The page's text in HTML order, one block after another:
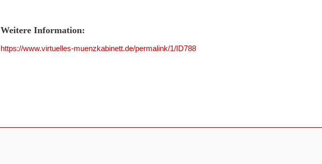
Weitere Information:
https://www.virtuelles-muenzkabinett.de/permalink/1/ID788